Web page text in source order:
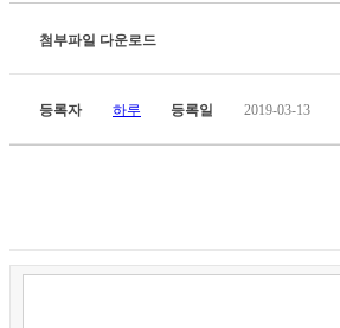
첨부파일 다운로드
등록자 하루 등록일 2019-03-13